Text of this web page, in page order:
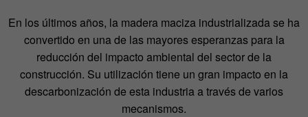
En los últimos años, la madera maciza industrializada se ha
convertido en una de las mayores esperanzas para la
reducción del impacto ambiental del sector de la
construcción. Su utilización tiene un gran impacto en la
descarbonización de esta industria a través de varios
mecanismos.